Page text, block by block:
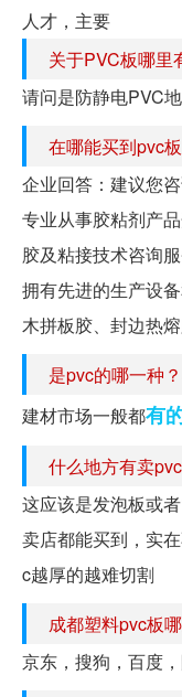
人才，主要
关于PVC板哪里
请问是防静电PVC
在哪能买到pvc
企业回答：建议您
专业从事胶粘剂产
胶及粘接技术咨询
拥有先进的生产设
木拼板胶、封边热
是pvc的哪一种
建材市场一般都有
什么地方有卖
这应该是发泡板或
卖店都能买到，实
c越厚的越难切割
成都塑料pvc板
京东，搜狗，百度